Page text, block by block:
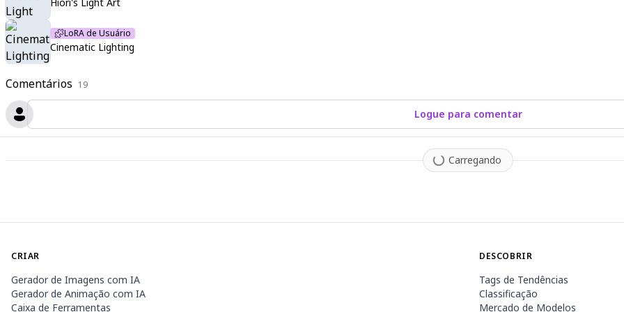
Comentários 19
Logue para comentar
Carregando
LoRA de Usuário
Cinematic Lighting
CRIAR
Gerador de Imagens com IA
Gerador de Animação com IA
Caixa de Ferramentas
DESCOBRIR
Tags de Tendências
Classificação
Mercado de Modelos